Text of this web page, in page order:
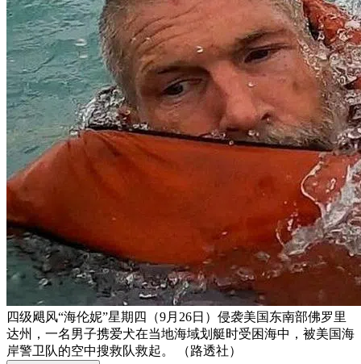
四级飓风“海伦妮”星期四（9月26日）侵袭美国东南部佛罗里
达州，一名男子携爱犬在当地海域划艇时受困海中，被美国海
岸警卫队的空中搜救队救起。 （路透社）